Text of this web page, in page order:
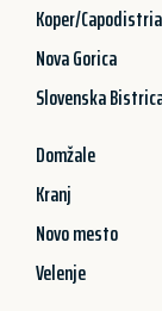
Koper/Capodistria
Nova Gorica
Slovenska
Domžale
Kranj
Novo mesto
Velenje